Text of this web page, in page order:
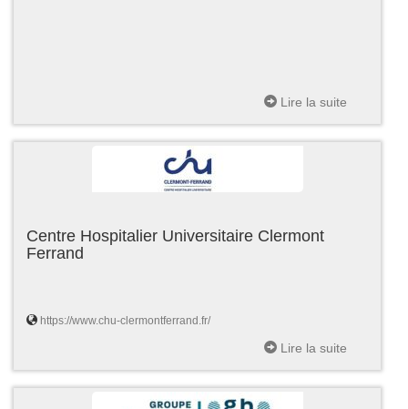
Lire la suite
Centre Hospitalier Universitaire Clermont
Ferrand
https://www.chu-clermontferrand.fr/
Lire la suite